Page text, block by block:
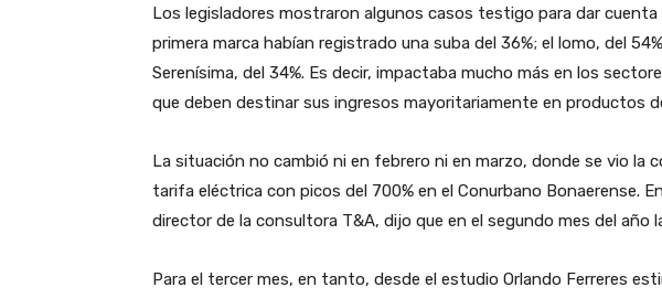
Los legisladores mostraron algunos casos testigo para dar cuenta
primera marca habían registrado una suba del 36%; el lomo, del
Serenísima, del 34%. Es decir, impactaba mucho más en los
que deben destinar sus ingresos mayoritariamente en productos
La situación no cambió ni en febrero ni en marzo, donde se vio la
tarifa eléctrica con picos del 700% en el Conurbano Bonaerense.
director de la consultora T&A, dijo que en el segundo mes del año
Para el tercer mes, en tanto, desde el estudio Orlando Ferreres